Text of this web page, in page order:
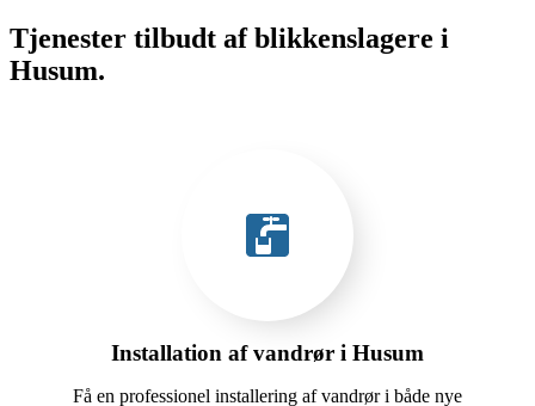
Tjenester tilbudt af blikkenslagere i
Husum.
Installation af vandrør i Husum
Få en professionel installering af vandrør i både nye